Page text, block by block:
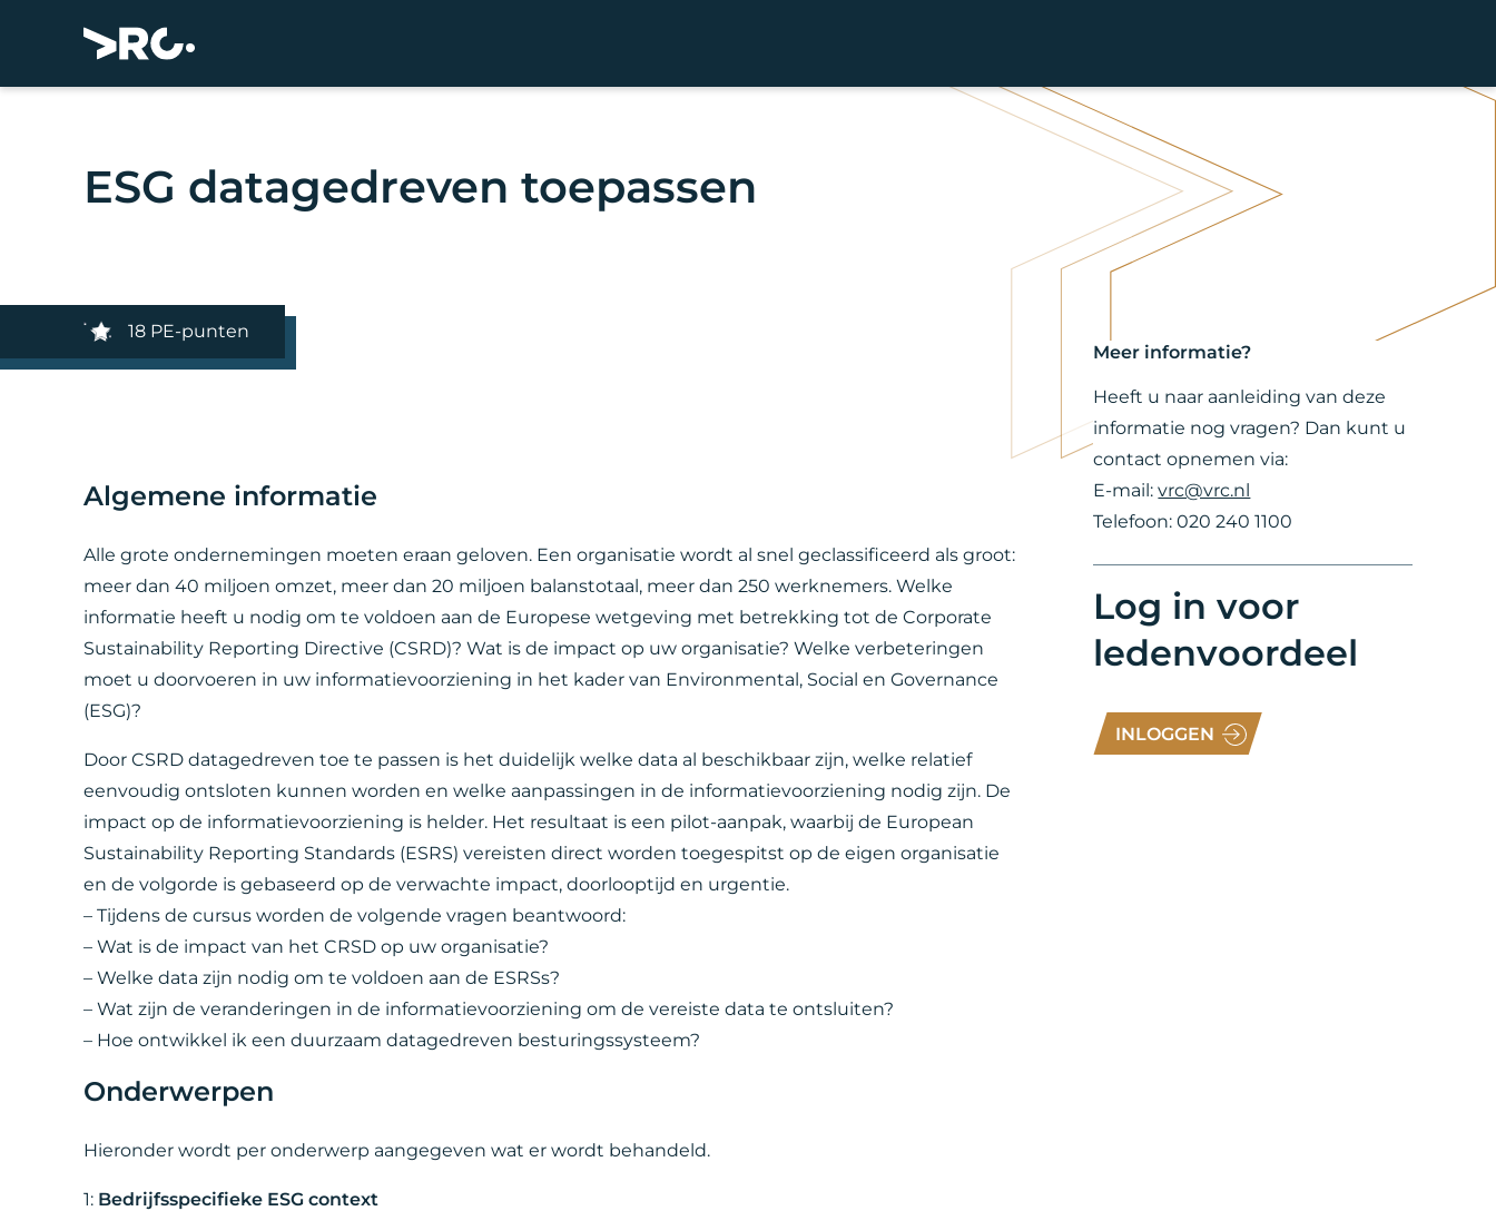
ESG datagedreven toepassen
18 PE-punten
Algemene informatie
Alle grote ondernemingen moeten eraan geloven. Een organisatie wordt al snel geclassificeerd als groot:
meer dan 40 miljoen omzet, meer dan 20 miljoen balanstotaal, meer dan 250 werknemers. Welke
informatie heeft u nodig om te voldoen aan de Europese wetgeving met betrekking tot de Corporate
Sustainability Reporting Directive (CSRD)? Wat is de impact op uw organisatie? Welke verbeteringen
moet u doorvoeren in uw informatievoorziening in het kader van Environmental, Social en Governance
(ESG)?
Door CSRD datagedreven toe te passen is het duidelijk welke data al beschikbaar zijn, welke relatief
eenvoudig ontsloten kunnen worden en welke aanpassingen in de informatievoorziening nodig zijn. De
impact op de informatievoorziening is helder. Het resultaat is een pilot-aanpak, waarbij de European
Sustainability Reporting Standards (ESRS) vereisten direct worden toegespitst op de eigen organisatie
en de volgorde is gebaseerd op de verwachte impact, doorlooptijd en urgentie.
– Tijdens de cursus worden de volgende vragen beantwoord:
– Wat is de impact van het CRSD op uw organisatie?
– Welke data zijn nodig om te voldoen aan de ESRSs?
– Wat zijn de veranderingen in de informatievoorziening om de vereiste data te ontsluiten?
– Hoe ontwikkel ik een duurzaam datagedreven besturingssysteem?
Onderwerpen
Hieronder wordt per onderwerp aangegeven wat er wordt behandeld.
1: Bedrijfsspecifieke ESG context
Meer informatie?
Heeft u naar aanleiding van deze
informatie nog vragen? Dan kunt u
contact opnemen via:
E-mail:vrc@vrc.nl
Telefoon: 020 240 1100
Log in voor
ledenvoordeel
INLOGGEN